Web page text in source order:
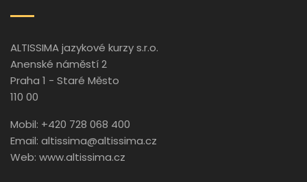
ALTISSIMA jazykové kurzy s.r.o.
Anenské náměstí 2
Praha 1 - Staré Město
110 00
Mobil: +420 728 068 400
Email: altissima@altissima.cz
Web: www.altissima.cz